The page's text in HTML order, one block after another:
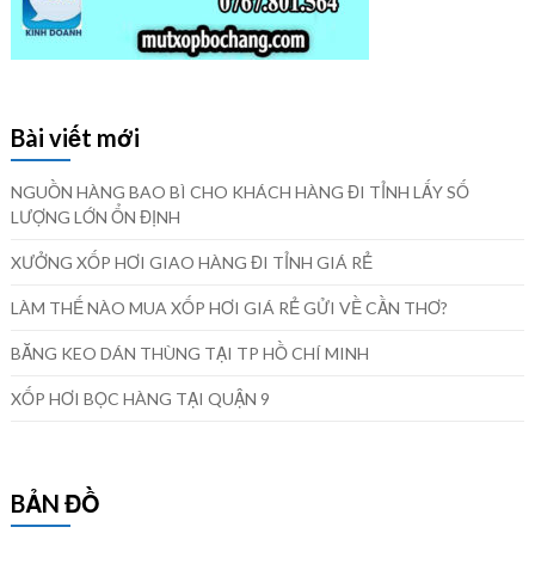
Bài viết mới
NGUỒN HÀNG BAO BÌ CHO KHÁCH HÀNG ĐI TỈNH LẤY SỐ
LƯỢNG LỚN ỔN ĐỊNH
XƯỞNG XỐP HƠI GIAO HÀNG ĐI TỈNH GIÁ RẺ
LÀM THẾ NÀO MUA XỐP HƠI GIÁ RẺ GỬI VỀ CẦN THƠ?
BĂNG KEO DÁN THÙNG TẠI TP HỒ CHÍ MINH
XỐP HƠI BỌC HÀNG TẠI QUẬN 9
BẢN ĐỒ